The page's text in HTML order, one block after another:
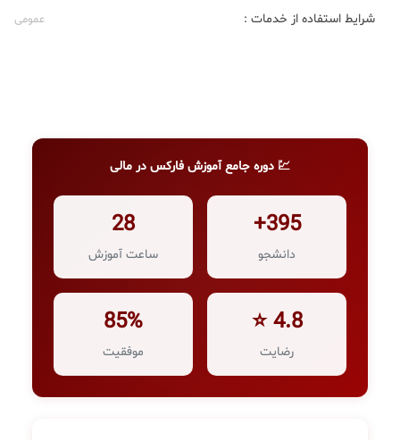
شرایط استفاده از خدمات : عمومی
💹 دوره جامع آموزش فارکس در مالی
395+
دانشجو
28
ساعت آموزش
4.8 ⭐
رضایت
85%
موفقیت